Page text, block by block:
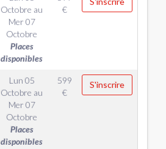
Octobre au
Mer 07
Octobre
Places
disponibles
€
Lun 05
Octobre au
Mer 07
Octobre
Places
disponibles
599
€
S'inscrire